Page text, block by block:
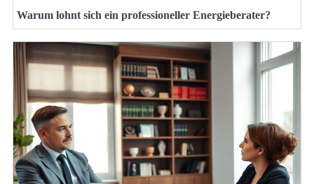
Warum lohnt sich ein professioneller Energieberater?